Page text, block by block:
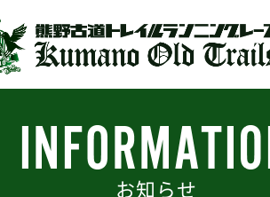
お知らせ